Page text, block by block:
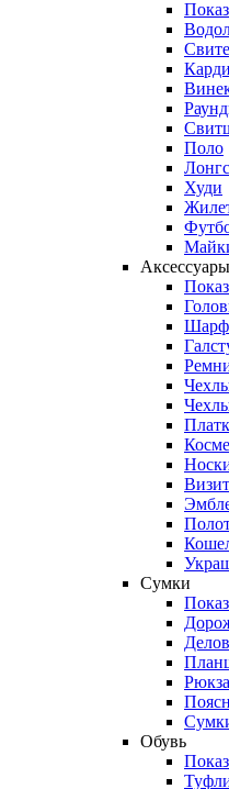
Поло
Худи
Аксессуары
Сумки
Обувь